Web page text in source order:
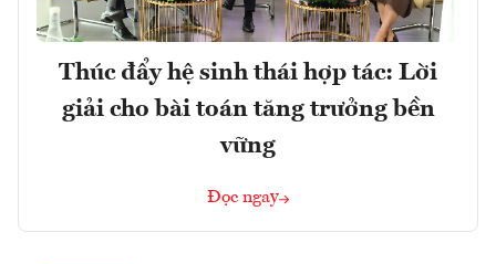
Thúc đẩy hệ sinh thái hợp tác: Lời
giải cho bài toán tăng trưởng bền
vững
Đọc ngay